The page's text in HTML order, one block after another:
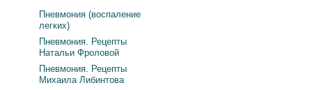
Пневмония (воспаление
легких)
Пневмония. Рецепты
Натальи Фроловой
Пневмония. Рецепты
Михаила Либинтова